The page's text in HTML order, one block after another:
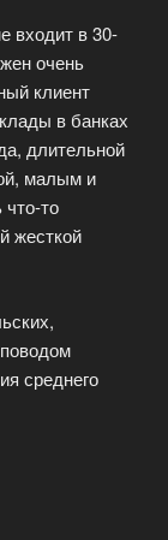
входит в 30-
очень
клиент
в банках
длительной
малым и
то
жесткой
среднего